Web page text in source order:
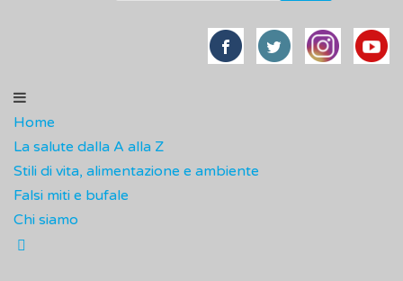
Home
La salute dalla A alla Z
Stili di vita, alimentazione e ambiente
Falsi miti e bufale
Chi siamo